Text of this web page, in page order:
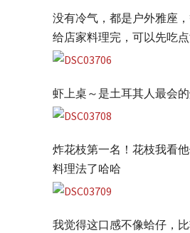
没有冷气，都是户外雅座
给店家料理完，可以先吃
虾上桌～是土耳其人最会
炸花枝第一名！花枝我看
料理法了哈哈
我觉得这口感不像蛤仔，